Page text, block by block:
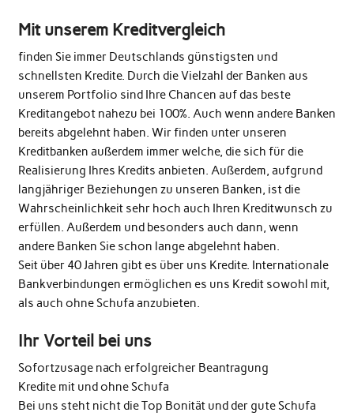
Mit unserem Kreditvergleich
finden Sie immer Deutschlands günstigsten und
schnellsten Kredite. Durch die Vielzahl der Banken aus
unserem Portfolio sind Ihre Chancen auf das beste
Kreditangebot nahezu bei 100%. Auch wenn andere Banken
bereits abgelehnt haben. Wir finden unter unseren
Kreditbanken außerdem immer welche, die sich für die
Realisierung Ihres Kredits anbieten. Außerdem, aufgrund
langjähriger Beziehungen zu unseren Banken, ist die
Wahrscheinlichkeit sehr hoch auch Ihren Kreditwunsch zu
erfüllen. Außerdem und besonders auch dann, wenn
andere Banken Sie schon lange abgelehnt haben.
Seit über 40 Jahren gibt es über uns Kredite. Internationale
Bankverbindungen ermöglichen es uns Kredit sowohl mit,
als auch ohne Schufa anzubieten.
Ihr Vorteil bei uns
Sofortzusage nach erfolgreicher Beantragung
Kredite mit und ohne Schufa
Bei uns steht nicht die Top Bonität und der gute Schufa